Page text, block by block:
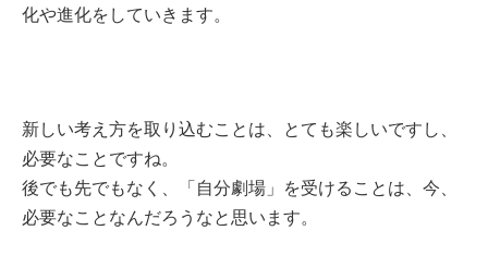
化や進化をしていきます。
新しい考え方を取り込むことは、とても楽しいですし、
必要なことですね。
後でも先でもなく、「自分劇場」を受けることは、今、
必要なことなんだろうなと思います。